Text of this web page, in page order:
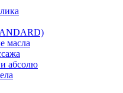
масла
абсолю